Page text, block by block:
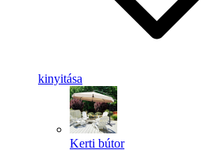
kinyitása
Kerti bútor